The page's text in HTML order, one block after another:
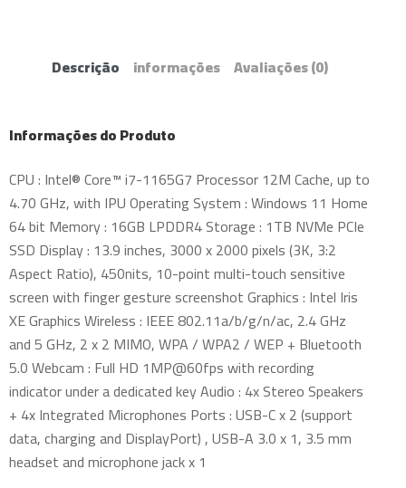
Descrição informações Avaliações(0)
Informações do Produto
CPU : Intel® Core™ i7-1165G7 Processor 12M Cache, up to
4.70 GHz, with IPU Operating System : Windows 11 Home
64 bit Memory : 16GB LPDDR4 Storage : 1TB NVMe PCIe
SSD Display : 13.9 inches, 3000 x 2000 pixels (3K, 3:2
Aspect Ratio), 450nits, 10-point multi-touch sensitive
screen with finger gesture screenshot Graphics : Intel Iris
XE Graphics Wireless : IEEE 802.11a/b/g/n/ac, 2.4 GHz
and 5 GHz, 2 x 2 MIMO, WPA / WPA2 / WEP + Bluetooth
5.0 Webcam : Full HD 1MP@60fps with recording
indicator under a dedicated key Audio : 4x Stereo Speakers
+ 4x Integrated Microphones Ports : USB-C x 2 (support
data, charging and DisplayPort) , USB-A 3.0 x 1, 3.5 mm
headset and microphone jack x 1